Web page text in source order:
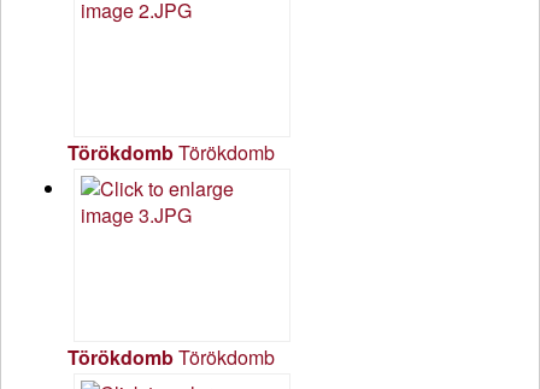
TörökdombTörökdomb
TörökdombTörökdomb